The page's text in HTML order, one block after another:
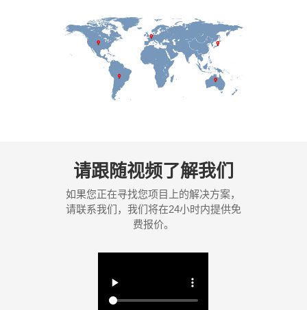
请跟随视频了解我们
如果您正在寻找您项目上的解决方案，
请联系我们，我们将在24小时内提供免
费报价。